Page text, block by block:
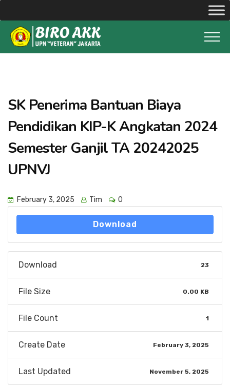
SK Penerima Bantuan Biaya
Pendidikan KIP-K Angkatan 2024
Semester Ganjil TA 20242025
UPNVJ
February 3, 2025 Tim 0
Download
Download 23
File Size 0.00 KB
File Count 1
Create Date February 3, 2025
Last Updated November 5, 2025